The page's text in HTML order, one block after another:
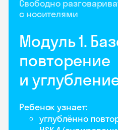
Свободно
с носителями
Модуль 1.
повторение
и
Ребенок узнает:
углублённо